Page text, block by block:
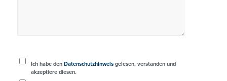
Ich habe denDatenschutzhinweis gelesen, verstanden und
akzeptiere diesen.